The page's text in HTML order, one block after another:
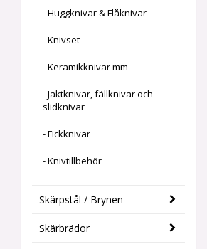
- Huggknivar & Flåknivar
- Knivset
- Keramikknivar mm
- Jaktknivar, fällknivar och
slidknivar
- Fickknivar
- Knivtillbehör
Skärpstål / Brynen
Skärbrädor